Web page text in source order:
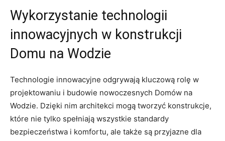
Wykorzystanie ⁤technologii‌
innowacyjnych ​w konstrukcji
Domu na Wodzie
Technologie innowacyjne odgrywają kluczową rolę⁣ w
projektowaniu i budowie nowoczesnych‌ Domów na
Wodzie. Dzięki nim architekci mogą ⁢tworzyć ‍konstrukcje,
które ‍nie tylko spełniają wszystkie standardy
bezpieczeństwa i komfortu, ale także ‌są przyjazne dla